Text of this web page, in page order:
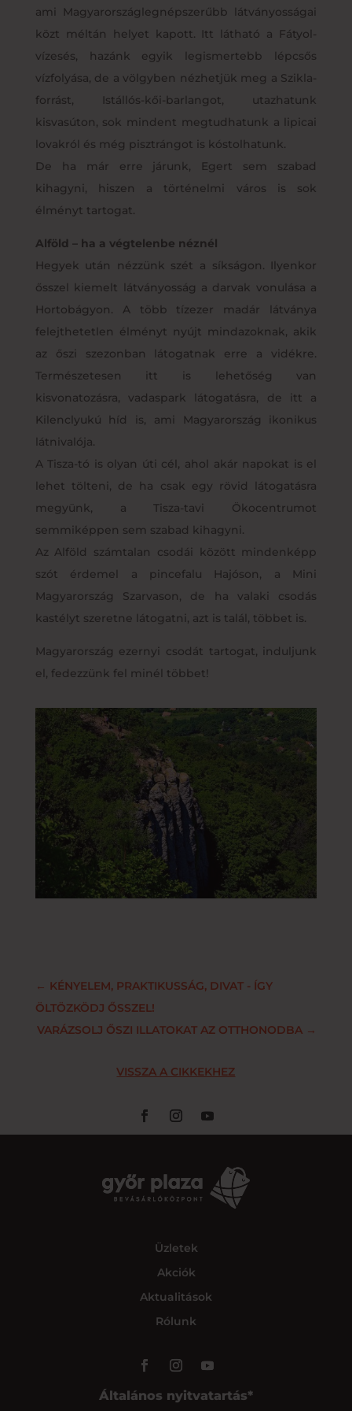
ami Magyarországlegnépszerűbb látványosságai
közt méltán helyet kapott. Itt látható a Fátyol-
vízesés, hazánk egyik legismertebb lépcsős
vízfolyása, de a völgyben nézhetjük meg a Szikla-
forrást, Istállós-kői-barlangot, utazhatunk
kisvasúton, sok mindent megtudhatunk a lipicai
lovakról és még pisztrángot is kóstolhatunk.
De ha már erre járunk, Egert sem szabad
kihagyni, hiszen a történelmi város is sok
élményt tartogat.
Alföld – ha a végtelenbe néznél
Hegyek után nézzünk szét a síkságon. Ilyenkor
ősszel kiemelt látványosság a darvak vonulása a
Hortobágyon. A több tízezer madár látványa
felejthetetlen élményt nyújt mindazoknak, akik
az őszi szezonban látogatnak erre a vidékre.
Természetesen itt is lehetőség van
kisvonatozásra, vadaspark látogatásra, de itt a
Kilenclyukú híd is, ami Magyarország ikonikus
látnivalója.
A Tisza-tó is olyan úti cél, ahol akár napokat is el
lehet tölteni, de ha csak egy rövid látogatásra
megyünk, a Tisza-tavi Ökocentrumot
semmiképpen sem szabad kihagyni.
Az Alföld számtalan csodái között mindenképp
szót érdemel a pincefalu Hajóson, a Mini
Magyarország Szarvason, de ha valaki csodás
kastélyt szeretne látogatni, azt is talál, többet is.
Magyarország ezernyi csodát tartogat, induljunk
el, fedezzünk fel minél többet!
← KÉNYELEM, PRAKTIKUSSÁG, DIVAT - ÍGY
ÖLTÖZKÖDJ ŐSSZEL!
VARÁZSOLJ ŐSZI ILLATOKAT AZ OTTHONODBA →
VISSZA A CIKKEKHEZ
Üzletek
Akciók
Aktualitások
Rólunk
Általános nyitvatartás*